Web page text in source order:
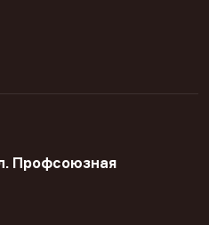
Профсоюзная